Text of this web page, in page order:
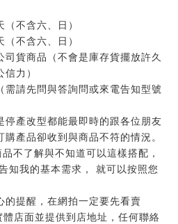
不含六、日）
不含六、日）
貨商品（不會是庫存貨擺放許久
力）
需請先問與答詢問或來電告知型號
停產改型都能最即時的跟各位朋友
產品卻收到與商品不符的情況。
不了解與不知道可以這樣搭配，
知我的基本需求， 就可以按照您
的提醒，在網拍一定要先看賣
店面並提供到店地址，任何聯絡